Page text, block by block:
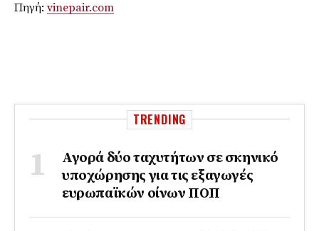
Πηγή: vinepair.com
TRENDING
Αγορά δύο ταχυτήτων σε σκηνικό
υποχώρησης για τις εξαγωγές
ευρωπαϊκών οίνων ΠΟΠ